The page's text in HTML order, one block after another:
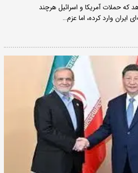
که حملات آمریکا و اسرائیل هرچند
وارد کرده، اما عزم…